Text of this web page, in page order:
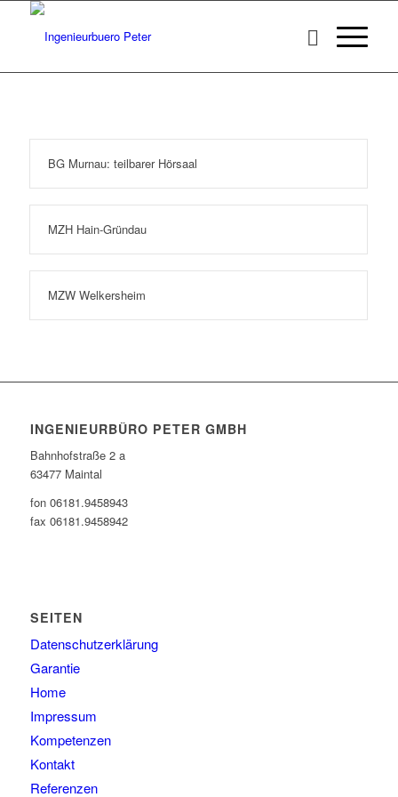
BG Murnau: teilbarer Hörsaal
MZH Hain-Gründau
MZW Welkersheim
INGENIEURBÜRO PETER GMBH
Bahnhofstraße 2 a
63477 Maintal
fon 06181.9458943
fax 06181.9458942
SEITEN
Datenschutzerklärung
Garantie
Home
Impressum
Kompetenzen
Kontakt
Referenzen